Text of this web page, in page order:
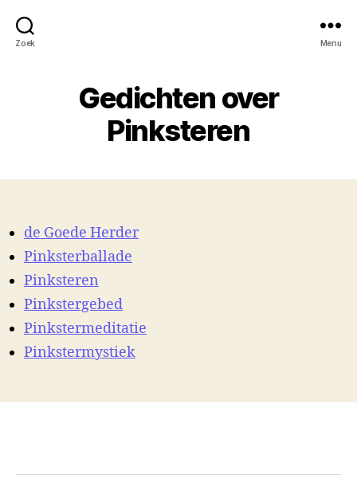
Zoek Menu
Gedichten over
Pinksteren
de Goede Herder
Pinksterballade
Pinksteren
Pinkstergebed
Pinkstermeditatie
Pinkstermystiek